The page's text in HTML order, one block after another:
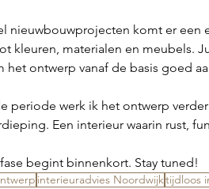
nieuwbouwprojecten komt er
kleuren, materialen en meubels.
het ontwerp vanaf de basis goed
periode werk ik het ontwerp
Een interieur waarin rust,
begint binnenkort. Stay tuned!
interieuradvies Noordwijktijdloos